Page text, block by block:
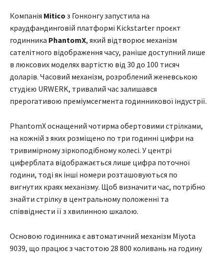
Компанія Mitico з Гонконгу запустила на
краудфандинговій платформі Kickstarter проєкт
годинника PhantomX, який відтворює механізм
сателітного відображення часу, раніше доступний лише
в люксових моделях вартістю від 30 до 100 тисяч
доларів. Часовий механізм, розроблений женевською
студією URWERK, тривалий час залишався
прерогативою преміумсегмента годинникової індустрії.
PhantomX оснащений чотирма обертовими стрілками,
на кожній з яких розміщено по три годинні цифри на
тривимірному зіркоподібному колесі. У центрі
циферблата відображається лише цифра поточної
години, тоді як інші номери розташовуються по
вигнутих краях механізму. Щоб визначити час, потрібно
знайти стрілку в центральному положенні та
співвіднести її з хвилинною шкалою.
Основою годинника є автоматичний механізм Miyota
9039, що працює з частотою 28 800 коливань на годину